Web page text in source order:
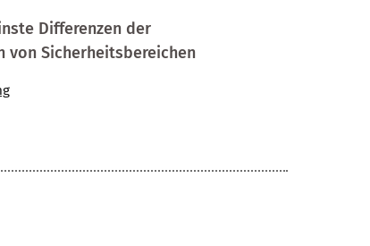
Differenzen der
von Sicherheitsbereichen